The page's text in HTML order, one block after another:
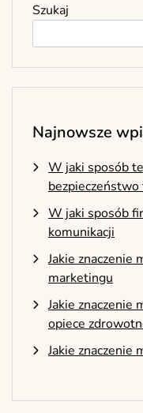
Szukaj
Najnowsze
W jaki sposób
W jaki sposób
komunikacji
Jakie znaczenie
marketingu
Jakie znaczenie
opiece
Jakie znaczenie